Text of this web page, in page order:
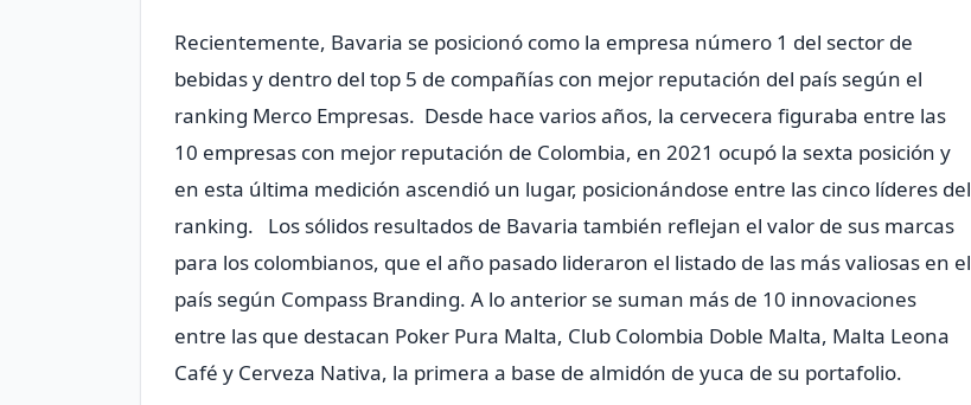
Recientemente, Bavaria se posicionó como la empresa número 1 del sector de
bebidas y dentro del top 5 de compañías con mejor reputación del país según el
ranking Merco Empresas. Desde hace varios años, la cervecera figuraba entre las
10 empresas con mejor reputación de Colombia, en 2021 ocupó la sexta posición y
en esta última medición ascendió un lugar, posicionándose entre las cinco líderes del
ranking. Los sólidos resultados de Bavaria también reflejan el valor de sus marcas
para los colombianos, que el año pasado lideraron el listado de las más valiosas en el
país según Compass Branding. A lo anterior se suman más de 10 innovaciones
entre las que destacan Poker Pura Malta, Club Colombia Doble Malta, Malta Leona
Café y Cerveza Nativa, la primera a base de almidón de yuca de su portafolio.